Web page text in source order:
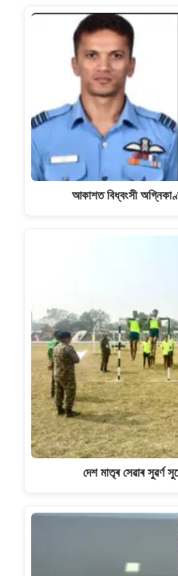
আকাশত বিধ্বংসী
দেশ মাতৃৰ সেৱাৰ সুৱৰ্ণ